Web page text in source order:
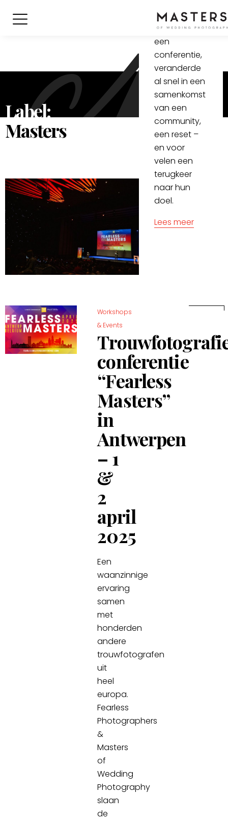
Label:
Masters
en feest. Wat
begon als
een
conferentie,
veranderde
al snel in een
samenkomst
van een
community,
een reset –
en voor
velen een
terugkeer
naar hun
doel.
Lees meer
Workshops
& Events
conferentie
“Fearless
Masters”
in
Antwerpen
– 1
&
2
april
2025
Een
waanzinnige
ervaring
samen
met
honderden
andere
trouwfotografen
uit
heel
europa.
Fearless
Photographers
&
Masters
of
Wedding
Photography
slaan
de